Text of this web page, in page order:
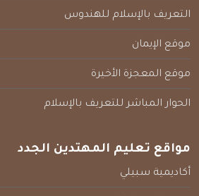
التعريف بالإسلام للهندوس
موقع الإيمان
موقع المعجزة الأخيرة
الحوار المباشر للتعريف بالإسلام
مواقع تعليم المهتدين الجدد
أكاديمية سبيلي